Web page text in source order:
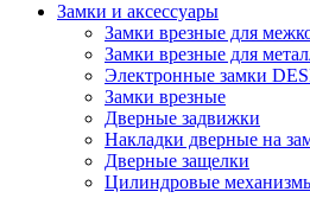
Замки и аксессуары
Замки врезные для
Замки врезные для
Электронные замки
Замки врезные
Дверные задвижки
Накладки дверные на
Дверные защелки
Цилиндровые